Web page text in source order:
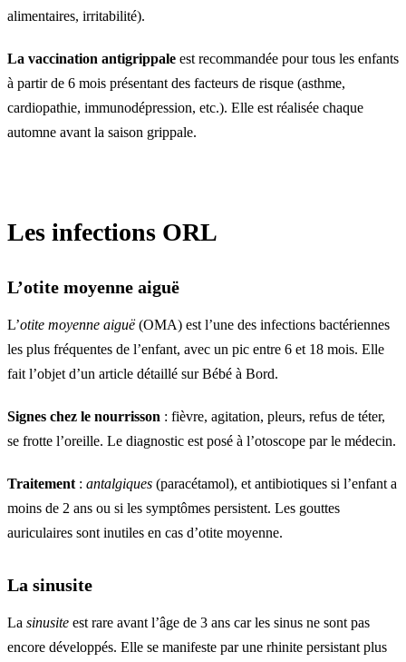
alimentaires, irritabilité).
La vaccination antigrippale est recommandée pour tous les enfants
à partir de 6 mois présentant des facteurs de risque (asthme,
cardiopathie, immunodépression, etc.). Elle est réalisée chaque
automne avant la saison grippale.
Les infections ORL
L’otite moyenne aiguë
L’otite moyenne aiguë(OMA) est l’une des infections bactériennes
les plus fréquentes de l’enfant, avec un pic entre 6 et 18 mois. Elle
fait l’objet d’un article détaillé sur Bébé à Bord.
Signes chez le nourrisson : fièvre, agitation, pleurs, refus de téter,
se frotte l’oreille. Le diagnostic est posé à l’otoscope par le médecin.
Traitement : antalgiques (paracétamol), et antibiotiques si l’enfant a
moins de 2 ans ou si les symptômes persistent. Les gouttes
auriculaires sont inutiles en cas d’otite moyenne.
La sinusite
La sinusite est rare avant l’âge de 3 ans car les sinus ne sont pas
encore développés. Elle se manifeste par une rhinite persistant plus